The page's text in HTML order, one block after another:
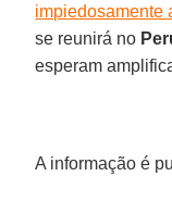
impiedosamente
se reunirá no
esperam
A informação é